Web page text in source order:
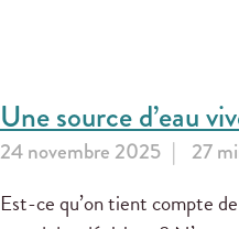
Une source d’eau
24 novembre 2025 27
Est-ce qu’on tient compte